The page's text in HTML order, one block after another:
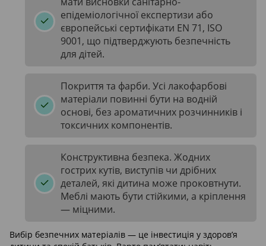
епідеміологічної експертизи або
європейські сертифікати EN 71, ISO
9001, що підтверджують безпечність
для дітей.
Покриття та фарби. Усі лакофарбові
матеріали повинні бути на водній
основі, без ароматичних розчинників і
токсичних компонентів.
Конструктивна безпека. Жодних
гострих кутів, виступів чи дрібних
деталей, які дитина може проковтнути.
Меблі мають бути стійкими, а кріплення
— міцними.
Вибір безпечних матеріалів — це інвестиція у здоров’я